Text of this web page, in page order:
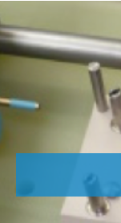
エクスツルード